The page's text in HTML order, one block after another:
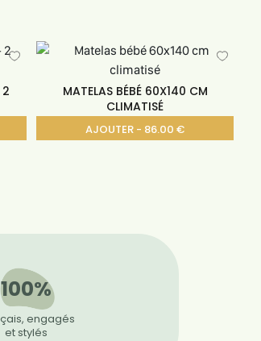
2
MATELAS BÉBÉ 60X140 CM
CLIMATISÉ
AJOUTER - 86.00 €
100%
engagés
et stylés